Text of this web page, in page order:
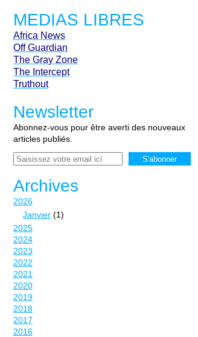
MEDIAS LIBRES
Africa News
Off Guardian
The Gray Zone
The Intercept
Truthout
Newsletter
Abonnez-vous pour être averti des nouveaux
articles publiés.
Email
Archives
2026
Janvier (1)
2025
2024
2023
2022
2021
2020
2019
2018
2017
2016